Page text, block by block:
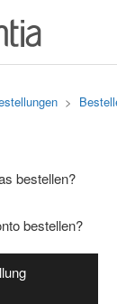
bestellen?
bestellen?